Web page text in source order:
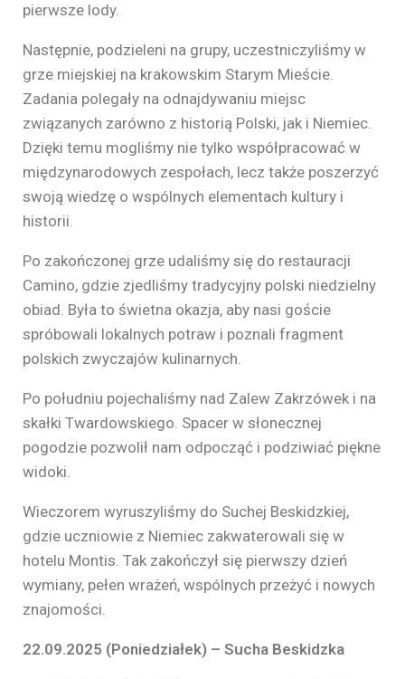
pierwsze lody.
Następnie, podzieleni na grupy, uczestniczyliśmy w
grze miejskiej na krakowskim Starym Mieście.
Zadania polegały na odnajdywaniu miejsc
związanych zarówno z historią Polski, jak i Niemiec.
Dzięki temu mogliśmy nie tylko współpracować w
międzynarodowych zespołach, lecz także poszerzyć
swoją wiedzę o wspólnych elementach kultury i
historii.
Po zakończonej grze udaliśmy się do restauracji
Camino, gdzie zjedliśmy tradycyjny polski niedzielny
obiad. Była to świetna okazja, aby nasi goście
spróbowali lokalnych potraw i poznali fragment
polskich zwyczajów kulinarnych.
Po południu pojechaliśmy nad Zalew Zakrzówek i na
skałki Twardowskiego. Spacer w słonecznej
pogodzie pozwolił nam odpocząć i podziwiać piękne
widoki.
Wieczorem wyruszyliśmy do Suchej Beskidzkiej,
gdzie uczniowie z Niemiec zakwaterowali się w
hotelu Montis. Tak zakończył się pierwszy dzień
wymiany, pełen wrażeń, wspólnych przeżyć i nowych
znajomości.
22.09.2025 (Poniedziałek) – Sucha Beskidzka